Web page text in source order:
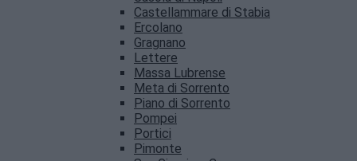
Castellammare di Stabia
Ercolano
Gragnano
Lettere
Massa Lubrense
Meta di Sorrento
Piano di Sorrento
Pompei
Portici
Pimonte